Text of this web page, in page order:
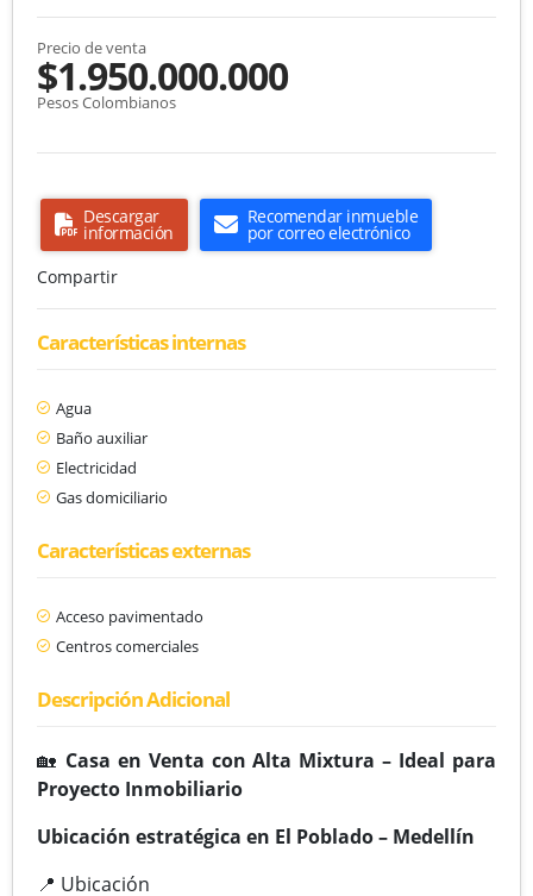
Precio de venta
$1.950.000.000
Pesos Colombianos
Descargar
información
Recomendar inmueble
por correo electrónico
Compartir
Características internas
Agua
Baño auxiliar
Electricidad
Gas domiciliario
Características externas
Acceso pavimentado
Centros comerciales
Descripción Adicional
🏡 Casa en Venta con Alta Mixtura – Ideal para
Proyecto Inmobiliario
Ubicación estratégica en El Poblado – Medellín
📍 Ubicación